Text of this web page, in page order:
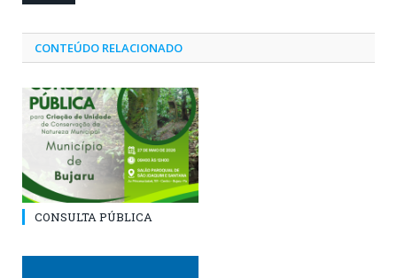
CONTEÚDO RELACIONADO
CONSULTA PÚBLICA